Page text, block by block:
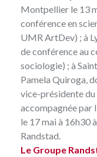
Montpellier le 13
conférence en
UMR ArtDev) ; à
de conférence au
sociologie) ; à
Pamela Quiroga,
vice-présidente du
accompagnée par
le 17 mai à 16h30
Randstad.
Le Groupe